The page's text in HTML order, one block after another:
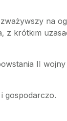
na
z krótkim
II
gospodarczo.